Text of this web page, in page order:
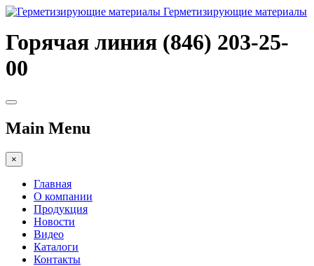
Герметизирующие материалы
Горячая линия (846) 203-25-
00
Main Menu
×
Главная
О компании
Продукция
Новости
Видео
Каталоги
Контакты